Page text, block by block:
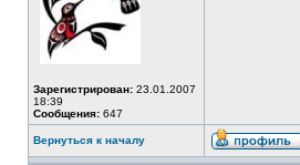
Зарегистрирован: 23.01.2007
18:39
Сообщения: 647
Вернуться к началу